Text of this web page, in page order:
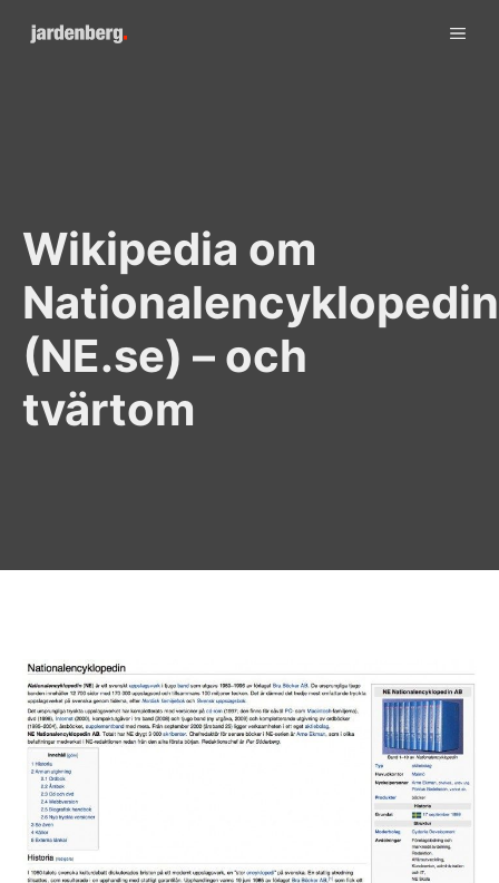
Wikipedia om
Nationalencyklopedin
(NE.se) – och
tvärtom